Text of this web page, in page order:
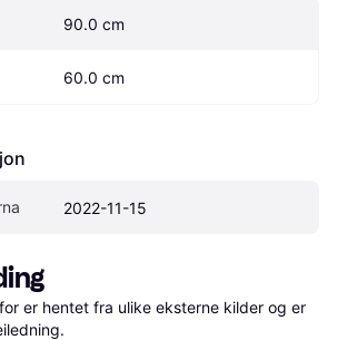
90.0 cm
60.0 cm
2022-11-15
er hentet fra ulike eksterne kilder og er